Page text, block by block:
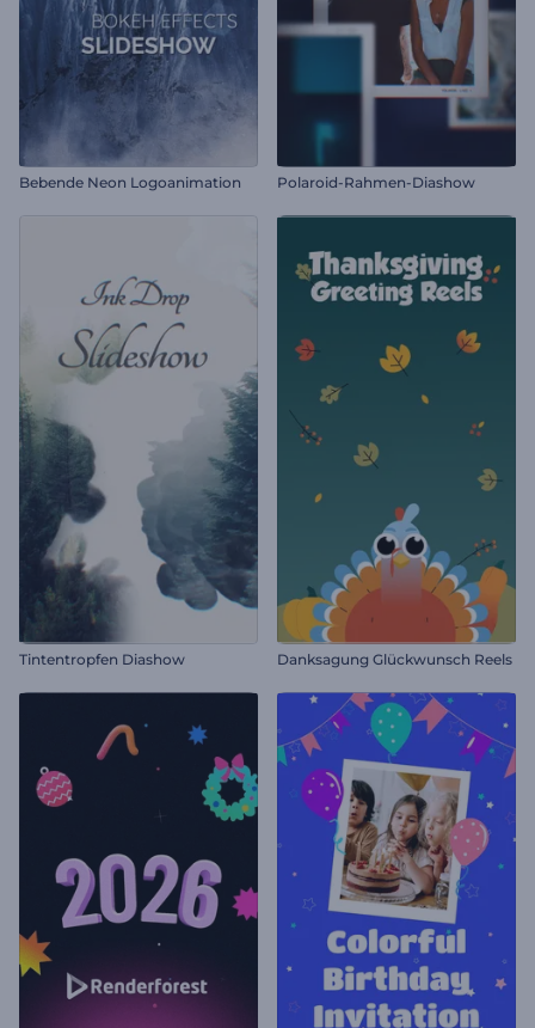
Bebende Neon Logoanimation Polaroid-Rahmen-Diashow
Tintentropfen Diashow Danksagung Glückwunsch Reels